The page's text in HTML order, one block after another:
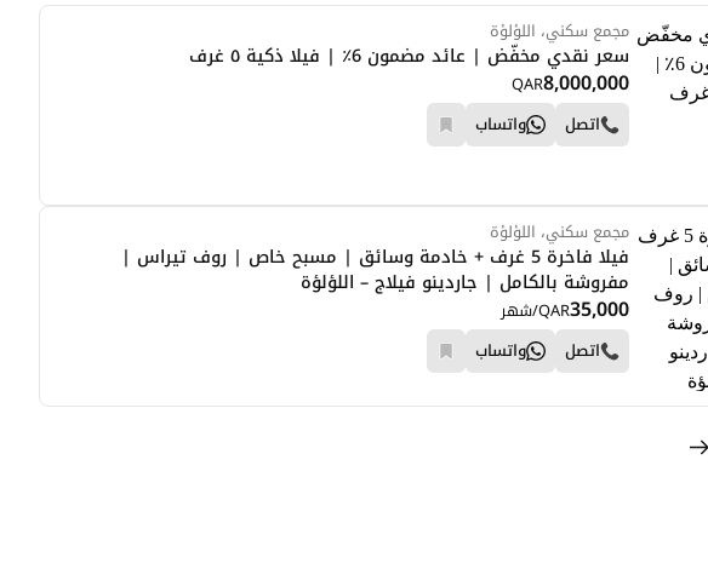
مجمع سكني، اللؤلؤة
سعر نقدي مخفّض | عائد مضمون 6٪ | فيلا ذكية ٥ غرف
8,000,000
QAR
اتصل
واتساب
مجمع سكني، اللؤلؤة
فيلا فاخرة 5 غرف + خادمة وسائق | مسبح خاص | روف تيراس |
مفروشة بالكامل | جاردينو فيلاج – اللؤلؤة
35,000
QAR/شهر
اتصل
واتساب